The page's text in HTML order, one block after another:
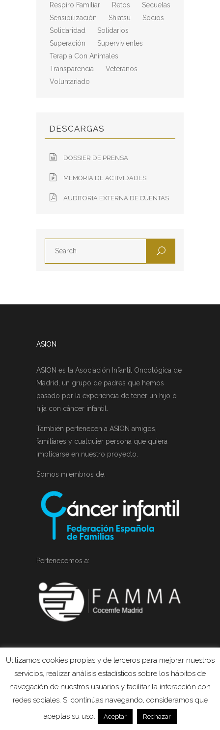
Respiro Familiar
Retos
Secuelas
Sensibilización
Shiatsu
Socios
Solidaridad
Solidarios
Superación
Supervivientes
Terapia Con Animales
Transparencia
Veteranos
Voluntariado
DESCARGAS
DOSSIER DE PRENSA
MEMORIA DE ACTIVIDADES
AUDITORIA EXTERNA DE CUENTAS
ASION
ASION es la Asociación Infantil Oncológica de
Madrid, un grupo de padres que hemos
pasado por la experiencia de tener un hijo o
hija con cáncer infantil.
También pertenecen a ASION amigos,
familiares y cualquier persona que quiera
implicarse en nuestro proyecto.
Somos miembros de:
Pertenecemos a:
CONTACTO
Utilizamos cookies propias y de terceros para mejorar nuestros
servicios, realizar análisis estadísticos sobre los hábitos de
navegación de nuestros usuarios y facilitar la interacción con
redes sociales. Si continúas navegando, consideramos que
aceptas su uso.
Aceptar Rechazar